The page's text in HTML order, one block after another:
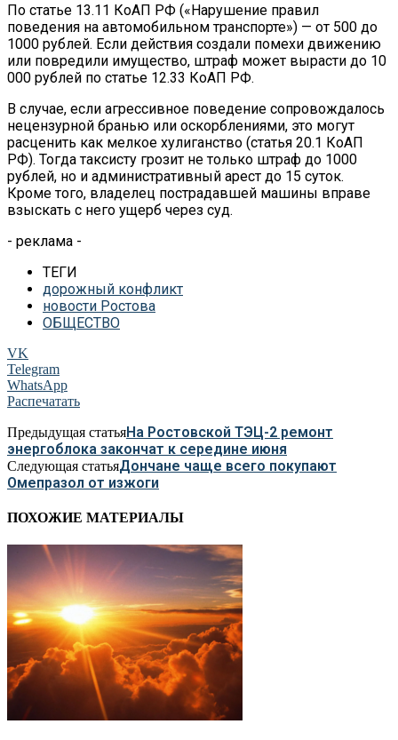
По статье 13.11 КоАП РФ («Нарушение правил
поведения на автомобильном транспорте») — от 500 до
1000 рублей. Если действия создали помехи движению
или повредили имущество, штраф может вырасти до 10
000 рублей по статье 12.33 КоАП РФ.
В случае, если агрессивное поведение сопровождалось
нецензурной бранью или оскорблениями, это могут
расценить как мелкое хулиганство (статья 20.1 КоАП
РФ). Тогда таксисту грозит не только штраф до 1000
рублей, но и административный арест до 15 суток.
Кроме того, владелец пострадавшей машины вправе
взыскать с него ущерб через суд.
- реклама -
ТЕГИ
дорожный конфликт
новости Ростова
ОБЩЕСТВО
VK
Telegram
WhatsApp
Распечатать
Предыдущая статьяНа Ростовской ТЭЦ-2 ремонт
энергоблока закончат к середине июня
Следующая статьяДончане чаще всего покупают
Омепразол от изжоги
ПОХОЖИЕ МАТЕРИАЛЫ